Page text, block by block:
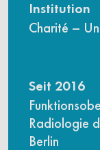
Institution
Charité –
Seit 2016
Radiologie
Berlin